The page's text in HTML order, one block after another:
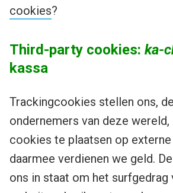
cookies?
Third-party cookies: ka-
kassa
Trackingcookies stellen ons,
ondernemers van deze
cookies te plaatsen op externe
daarmee verdienen we geld.
ons in staat om het surfgedrag